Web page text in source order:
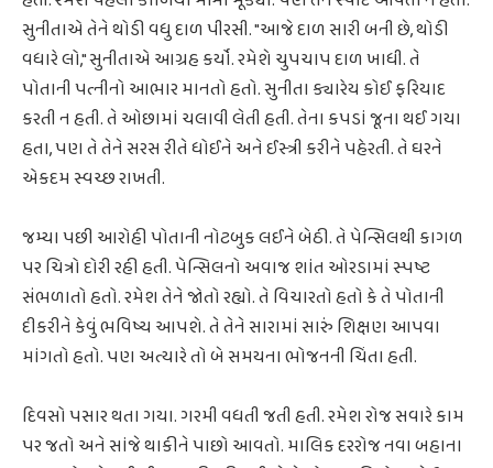
સુનીતાએ તેને થોડી વધુ દાળ પીરસી. "આજે દાળ સારી બની છે, થોડી
વધારે લો," સુનીતાએ આગ્રહ કર્યો. રમેશે ચુપચાપ દાળ ખાધી. તે
પોતાની પત્નીનો આભાર માનતો હતો. સુનીતા ક્યારેય કોઈ ફરિયાદ
કરતી ન હતી. તે ઓછામાં ચલાવી લેતી હતી. તેના કપડાં જૂના થઈ ગયા
હતા, પણ તે તેને સરસ રીતે ધોઈને અને ઈસ્ત્રી કરીને પહેરતી. તે ઘરને
એકદમ સ્વચ્છ રાખતી.
જમ્યા પછી આરોહી પોતાની નોટબુક લઈને બેઠી. તે પેન્સિલથી કાગળ
પર ચિત્રો દોરી રહી હતી. પેન્સિલનો અવાજ શાંત ઓરડામાં સ્પષ્ટ
સંભળાતો હતો. રમેશ તેને જોતો રહ્યો. તે વિચારતો હતો કે તે પોતાની
દીકરીને કેવું ભવિષ્ય આપશે. તે તેને સારામાં સારું શિક્ષણ આપવા
માંગતો હતો. પણ અત્યારે તો બે સમયના ભોજનની ચિંતા હતી.
દિવસો પસાર થતા ગયા. ગરમી વધતી જતી હતી. રમેશ રોજ સવારે કામ
પર જતો અને સાંજે થાકીને પાછો આવતો. માલિક દરરોજ નવા બહાના